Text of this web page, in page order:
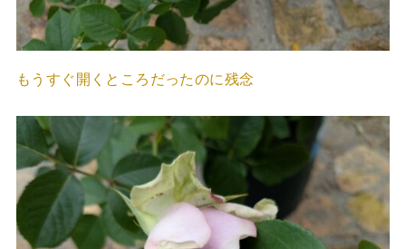
もうすぐ開くところだったのに残念